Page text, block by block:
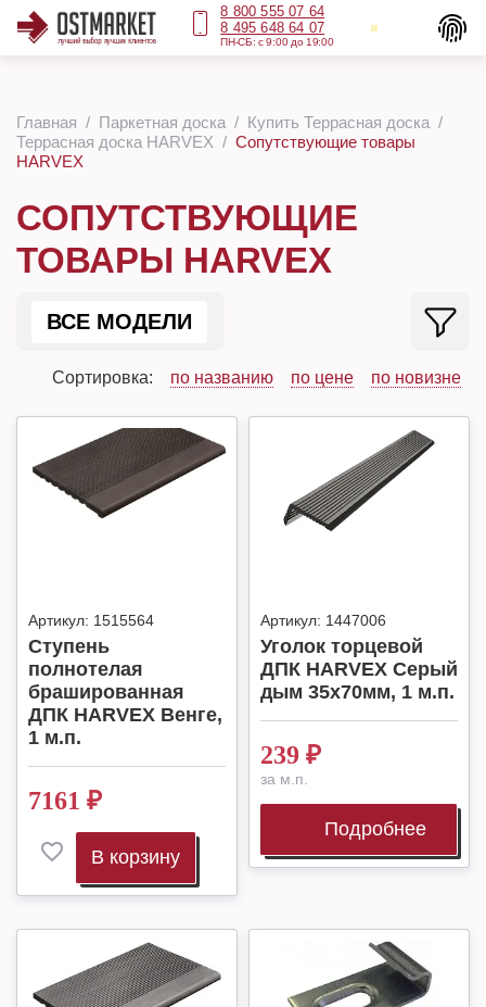
8 800 555 07 64
8 495 648 64 07
ПН-СБ: с 9:00 до 19:00
Главная Паркетная доска
Купить Террасная доска
Террасная доска HARVEX
Сопутствующие товары
HARVEX
СОПУТСТВУЮЩИЕ
ТОВАРЫ HARVEX
ВСЕ МОДЕЛИ
Сортировка: по названию по цене по новизне
Артикул: 1515564
Ступень
полнотелая
брашированная
ДПК HARVEX Венге,
1 м.п.
7161 ₽
В корзину
Артикул: 1447006
Уголок торцевой
ДПК HARVEX Серый
дым 35x70мм, 1 м.п.
239 ₽
за м.п.
Подробнее